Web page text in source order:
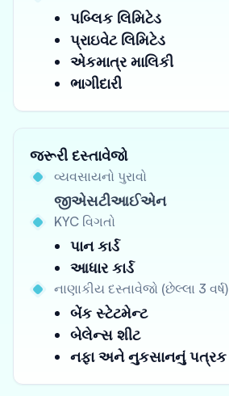
પબ્લિક લિમિટેડ
પ્રાઇવેટ લિમિટેડ
એકમાત્ર માલિકી
ભાગીદારી
જરૂરી દસ્તાવેજો
વ્યવસાયનો પુરાવો
જીએસટીઆઈએન
KYC વિગતો
પાન કાર્ડ
આધાર કાર્ડ
નાણાકીય દસ્તાવેજો (છેલ્લા 3 વર્ષ)
બેંક સ્ટેટમેન્ટ
બેલેન્સ શીટ
નફા અને નુકસાનનું પત્રક